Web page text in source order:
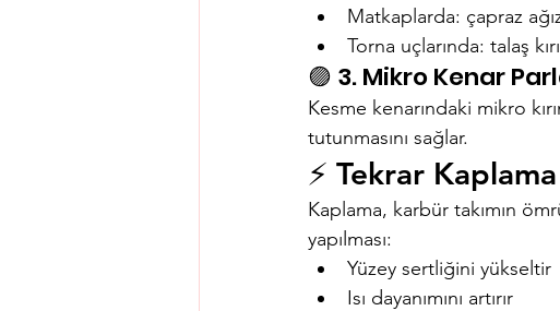
Matkaplarda: çapraz
Torna uçlarında: talaş
🟣 3. Mikro Kenar
Kesme kenarındaki mikro
tutunmasını sağlar.
⚡ Tekrar
Kaplama, karbür takımın
yapılması:
Yüzey sertliğini yükseltir
Isı dayanımını artırır